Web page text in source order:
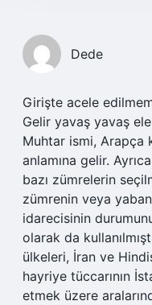
Dede
Girişte acele
Gelir yavaş yavaş
Muhtar ismi, Arapça
anlamına gelir.
bazı zümrelerin
zümrenin veya
idarecisinin
olarak da
ülkeleri, İran ve
hayriye tüccarının
etmek üzere